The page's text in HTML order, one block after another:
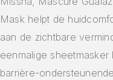
Mask helpt de
aan de zichtbare
eenmalige
barrière-